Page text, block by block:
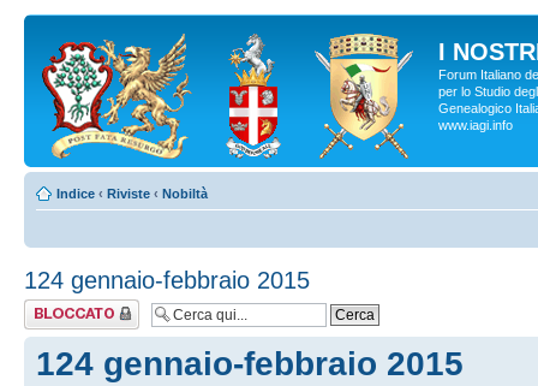
I
Forum Italiano
per lo Studio
Genealogico
www.iagi.info
Indice ‹ Riviste ‹ Nobiltà
124 gennaio-febbraio 2015
Argomento
bloccato
124 gennaio-febbraio 2015